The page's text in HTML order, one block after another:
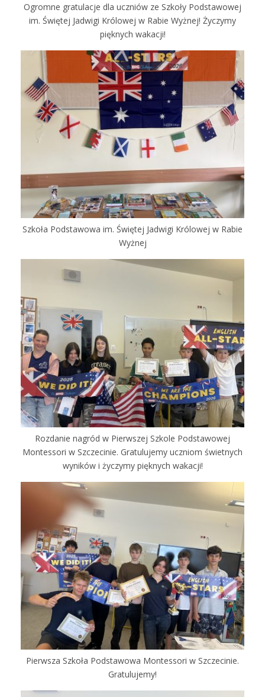
Ogromne gratulacje dla uczniów ze Szkoły Podstawowej
im. Świętej Jadwigi Królowej w Rabie Wyżnej! Życzymy
pięknych wakacji!
Szkoła Podstawowa im. Świętej Jadwigi Królowej w Rabie
Wyżnej
Rozdanie nagród w Pierwszej Szkole Podstawowej
Montessori w Szczecinie. Gratulujemy uczniom świetnych
wyników i życzymy pięknych wakacji!
Pierwsza Szkoła Podstawowa Montessori w Szczecinie.
Gratulujemy!